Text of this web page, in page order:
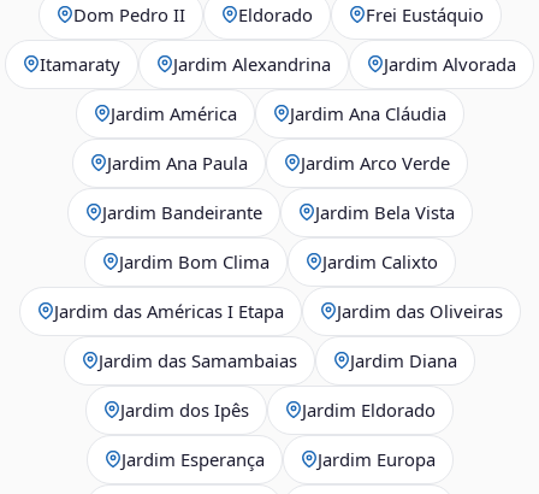
Dom Pedro II Eldorado Frei Eustáquio
Itamaraty Jardim Alexandrina Jardim Alvorada
Jardim América Jardim Ana Cláudia
Jardim Ana Paula Jardim Arco Verde
Jardim Bandeirante Jardim Bela Vista
Jardim Bom Clima Jardim Calixto
Jardim das Américas I Etapa Jardim das Oliveiras
Jardim das Samambaias Jardim Diana
Jardim dos Ipês Jardim Eldorado
Jardim Esperança Jardim Europa